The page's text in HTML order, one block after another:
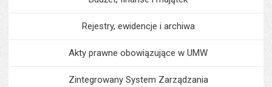
Rejestry, ewidencje i archiwa
Akty prawne obowiązujące w UMW
Zintegrowany System Zarządzania